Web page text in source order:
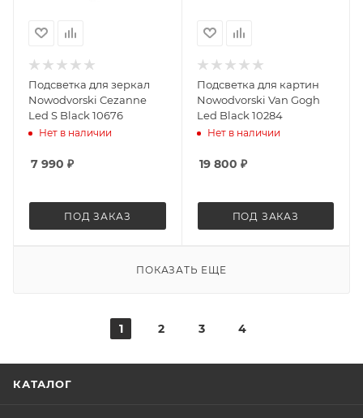
Подсветка для зеркал
Nowodvorski Cezanne
Led S Black 10676
Нет в наличии
7 990 ₽
ПОД ЗАКАЗ
Подсветка для картин
Nowodvorski Van Gogh
Led Black 10284
Нет в наличии
19 800 ₽
ПОД ЗАКАЗ
ПОКАЗАТЬ ЕЩЕ
1 2 3 4
КАТАЛОГ